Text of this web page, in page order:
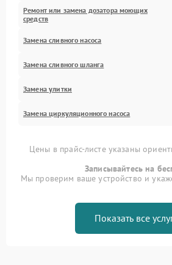
Ремонт или замена дозатора моющих
средств
Замена сливного насоса
Замена сливного шланга
Замена улитки
Замена циркуляционного насоса
Цены в прайс-листе указаны
Записывайтесь на
Мы проверим ваше устройство и
Показать все